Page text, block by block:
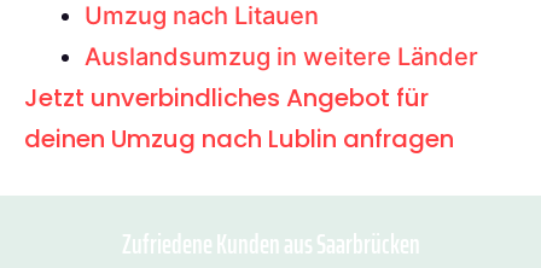
Umzug nach Litauen
Auslandsumzug in weitere Länder
Jetzt unverbindliches Angebot für
deinen Umzug nach Lublin anfragen
Zufriedene Kunden aus Saarbrücken